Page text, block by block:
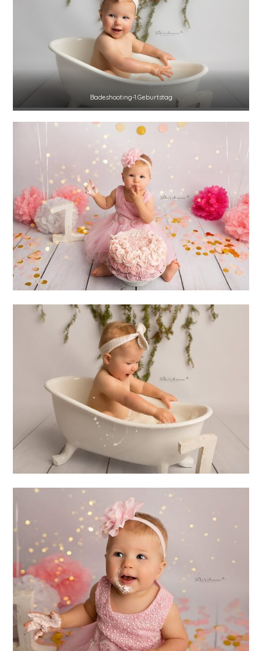
Badeshooting-1.Geburtstag